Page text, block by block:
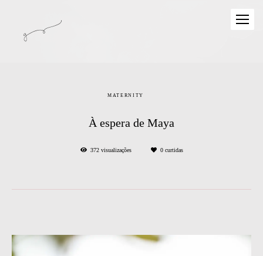
MATERNITY
À espera de Maya
372visualizações 0curtidas